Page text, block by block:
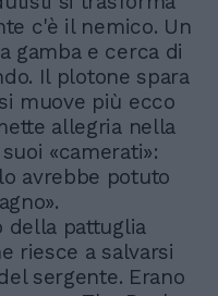
c'è il nemico. Un
gamba e cerca di
Il plotone spara
muove più ecco
allegria nella
«camerati»:
avrebbe potuto
della pattuglia
riesce a salvarsi
sergente. Erano